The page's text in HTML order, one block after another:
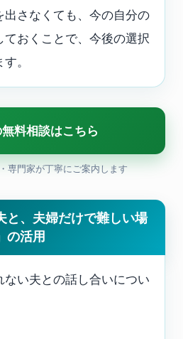
出さなくても、今の自分の
ておくことで、今後の選択
。
料相談はこちら
専門家が丁寧にご案内します
と、夫婦だけで難しい場
の活用
ない夫との話し合いについ